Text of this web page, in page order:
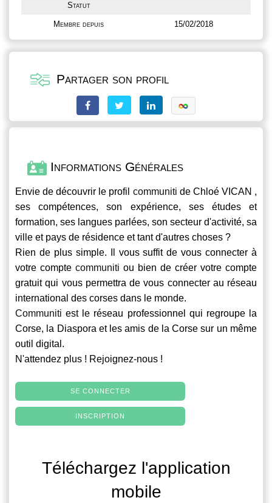
Statut
Membre depuis 15/02/2018
Partager son profil
Informations Générales
Envie de découvrir le profil communiti de Chloé VICAN ,
ses compétences, son expérience, ses études et
formation, ses langues parlées, son secteur d'activité, sa
ville et pays de résidence et tant d'autres choses ?
Rien de plus simple. Il vous suffit de vous connecter à
votre compte communiti ou bien de créer votre compte
gratuit qui vous permettra de vous connecter au réseau
international des corses dans le monde.
Communiti est le réseau professionnel qui regroupe la
Corse, la Diaspora et les amis de la Corse sur un même
outil digital.
N'attendez plus ! Rejoignez-nous !
SE CONNECTER
INSCRIPTION
Téléchargez l'application
mobile